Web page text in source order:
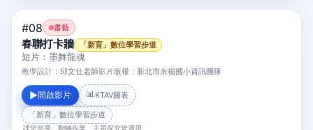
#08 書藝
春聯打卡牆 「新育」數位學習步道
短片：墨舞龍魂
教學設計： 邱文仕老師影片版權： 新北市永福國小資訊團隊
▶開啟影片 📊 KTAV圖表
「新育」數位學習步道
課堂前導、翻轉作業、主題探究皆適用